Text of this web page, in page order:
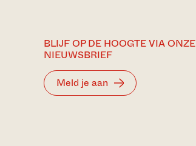
BLIJF OP DE HOOGTE VIA ONZE
NIEUWSBRIEF
Meld je aan